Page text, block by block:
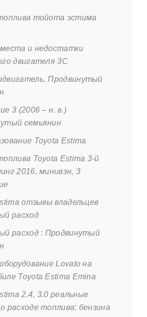
тойота эстима
и недостатки
двигателя 3С
Продвинутый
3 (2006 – н. в.)
семьянин
Toyota Estima
Toyota Estima 3-й
2016, минивэн, 3
отзывы владельцев
расход
расход : Продвинутый
Lovato на
Toyota Estima Emina
2.4, 3.0 реальные
расходе топлива: бензина